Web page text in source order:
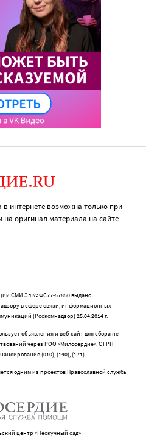
интернете возможна только при
на оригинал материала на сайте
СМИ Эл № ФС77-57850 выдано
в сфере связи, информационных
(Роскомнадзор) 25.04.2014 г.
объявления и веб-сайт для сбора не
через РОО «Милосердие», ОГРН
(010), (140), (171)
одним из проектов Православной службы
центр «Нескучный сад»